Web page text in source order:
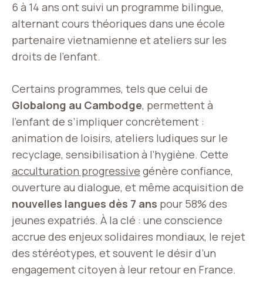
6 à 14 ans ont suivi un programme bilingue,
alternant cours théoriques dans une école
partenaire vietnamienne et ateliers sur les
droits de l’enfant.
Certains programmes, tels que celui de
Globalong au Cambodge, permettent à
l’enfant de s’impliquer concrètement :
animation de loisirs, ateliers ludiques sur le
recyclage, sensibilisation à l’hygiène. Cette
acculturation progressive génère confiance,
ouverture au dialogue, et même acquisition de
nouvelles langues dès 7 ans pour 58% des
jeunes expatriés. À la clé : une conscience
accrue des enjeux solidaires mondiaux, le rejet
des stéréotypes, et souvent le désir d’un
engagement citoyen à leur retour en France.